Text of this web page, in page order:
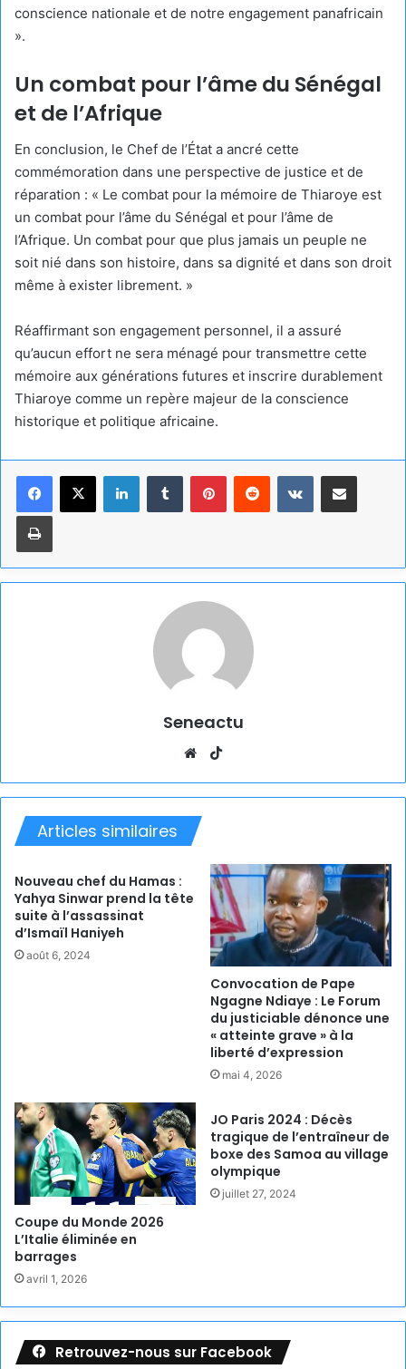
conscience nationale et de notre engagement panafricain
».
Un combat pour l’âme du Sénégal
et de l’Afrique
En conclusion, le Chef de l’État a ancré cette
commémoration dans une perspective de justice et de
réparation : « Le combat pour la mémoire de Thiaroye est
un combat pour l’âme du Sénégal et pour l’âme de
l’Afrique. Un combat pour que plus jamais un peuple ne
soit nié dans son histoire, dans sa dignité et dans son droit
même à exister librement. »
Réaffirmant son engagement personnel, il a assuré
qu’aucun effort ne sera ménagé pour transmettre cette
mémoire aux générations futures et inscrire durablement
Thiaroye comme un repère majeur de la conscience
historique et politique africaine.
LinkedinTumblr PinterestReddit VKontaktePartager par email
Imprimer
Seneactu
Website
Articles similaires
Nouveau chef du Hamas :
Yahya Sinwar prend la tête
suite à l’assassinat
d’Ismaïl Haniyeh
août 6, 2024
Convocation de Pape
Ngagne Ndiaye : Le Forum
du justiciable dénonce une
« atteinte grave » à la
liberté d’expression
mai 4, 2026
Coupe du Monde 2026
L’Italie éliminée en
barrages
avril 1, 2026
JO Paris 2024 : Décès
tragique de l’entraîneur de
boxe des Samoa au village
olympique
juillet 27, 2024
Retrouvez-nous sur Facebook